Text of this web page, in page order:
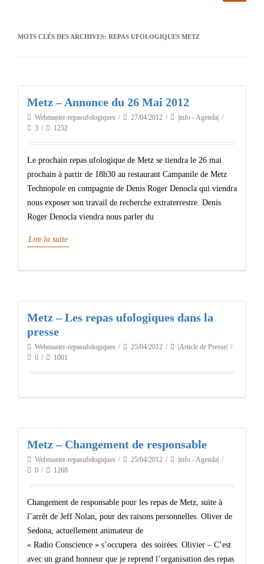
MOTS CLÉS DES ARCHIVES: REPAS UFOLOGIQUES METZ
Metz – Annonce du 26 Mai 2012
Webmaster-repasufologiques 27/04/2012
|info - Agenda|
3
1252
Le prochain repas ufologique de Metz se tiendra le 26 mai
prochain à partir de 18h30 au restaurant Campanile de Metz
Technopole en compagnie de Denis Roger Denocla qui viendra
nous exposer son travail de recherche extraterrestre. Denis
Roger Denocla viendra nous parler du
Lire la suite
Metz – Les repas ufologiques dans la
presse
Webmaster-repasufologiques 25/04/2012
|Article de Presse|
0
1001
Metz – Changement de responsable
Webmaster-repasufologiques 25/04/2012
|info - Agenda|
0
1268
Changement de responsable pour les repas de Metz, suite à
l’arrêt de Jeff Nolan, pour des raisons personnelles. Oliver de
Sedona, actuellement animateur de
« Radio Conscience » s’occupera des soirées. Olivier – C’est
avec un grand honneur que je reprend l’organisation des repas